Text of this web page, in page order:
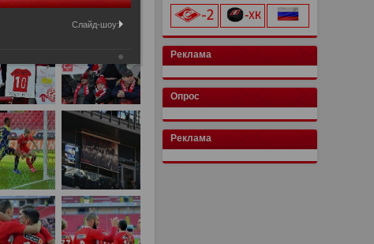
Реклама
Опрос
Реклама
Слайд-шоу: